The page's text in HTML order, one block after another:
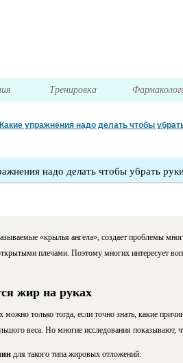
Тренировка
Какие упражнения надо делать чтобы
надо делать чтобы убрать
«крылья ангела», создает проблемы
плечами. Поэтому многих интересует
жир на руках
можно только тогда, если точно знать, какие
веса. Но многие исследования
для такого типа жировых отложений: